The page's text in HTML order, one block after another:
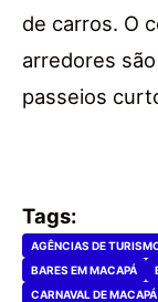
de carros. O
arredores
passeios
Tags:
AGÊNCIAS DE
BARES EM MACAPÁ
CARNAVAL DE MACAPÁ